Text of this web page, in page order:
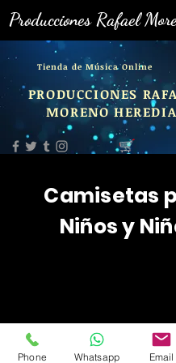
Tienda de Música Online
PRODUCCIONES
MORENO HEREDIA
Producciones Rafael
Camisetas
Niños y
Producciones
Phone Whatsapp Email